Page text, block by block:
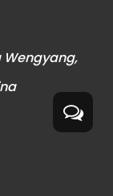
Wengyang,